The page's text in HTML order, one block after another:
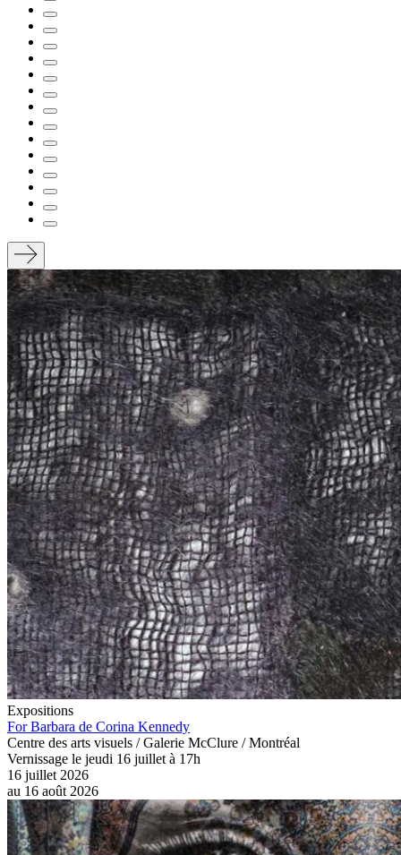
Expositions
For Barbara de Corina Kennedy
Centre des arts visuels / Galerie McClure / Montréal
Vernissage le jeudi 16 juillet à 17h
16 juillet 2026
au 16 août 2026